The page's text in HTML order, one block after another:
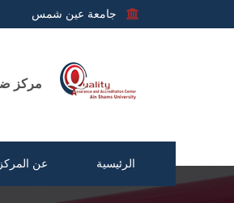
جامعة عين شمس
الرئيسية عن المركز